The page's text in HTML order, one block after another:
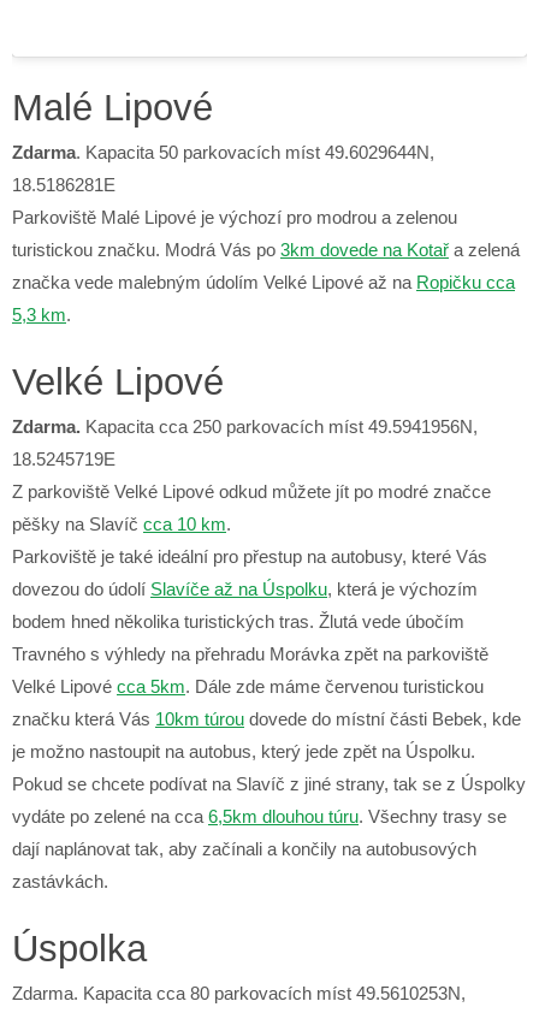
Malé Lipové
Zdarma. Kapacita 50 parkovacích míst 49.6029644N,
18.5186281E
Parkoviště Malé Lipové je výchozí pro modrou a zelenou
turistickou značku. Modrá Vás po 3km dovede na Kotař a zelená
značka vede malebným údolím Velké Lipové až na Ropičku cca
5,3 km.
Velké Lipové
Zdarma. Kapacita cca 250 parkovacích míst 49.5941956N,
18.5245719E
Z parkoviště Velké Lipové odkud můžete jít po modré značce
pěšky na Slavíč cca 10 km.
Parkoviště je také ideální pro přestup na autobusy, které Vás
dovezou do údolí Slavíče až na Úspolku, která je výchozím
bodem hned několika turistických tras. Žlutá vede úbočím
Travného s výhledy na přehradu Morávka zpět na parkoviště
Velké Lipové cca 5km. Dále zde máme červenou turistickou
značku která Vás 10km túrou dovede do místní části Bebek, kde
je možno nastoupit na autobus, který jede zpět na Úspolku.
Pokud se chcete podívat na Slavíč z jiné strany, tak se z Úspolky
vydáte po zelené na cca 6,5km dlouhou túru. Všechny trasy se
dají naplánovat tak, aby začínali a končily na autobusových
zastávkách.
Úspolka
Zdarma. Kapacita cca 80 parkovacích míst 49.5610253N,